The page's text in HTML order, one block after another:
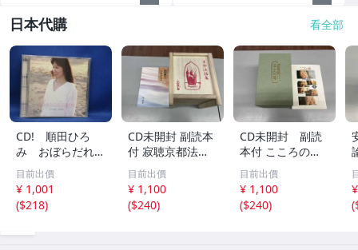
日本代購 看全部
CD! 順田ひろ
み おぼらだれ
ん 帯付き OM
CD-16 42405
目前出價
¥ 1,001
($218)
CD未開封 副読本
付 寂聴京都法話
集 ユーキャン
目前出價
¥ 1,100
($240)
CD未開封 副読
本付 こころの
扉 河合隼雄講話
集
目前出價
¥ 1,100
($240)
(